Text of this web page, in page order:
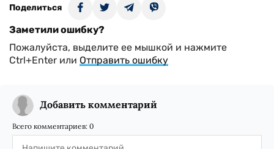
Поделиться
Заметили ошибку?
Пожалуйста, выделите ее мышкой и нажмите
Ctrl+Enter или Отправить ошибку
Добавить комментарий
Всего комментариев: 0